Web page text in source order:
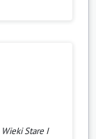
Wieki Stare I